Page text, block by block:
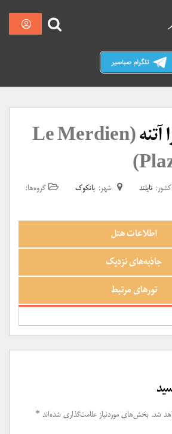
آتنه (Le Merdien
کشور: تایلند شهر: بانکوک
گروه‌ها:
اطلاعات هتل
جاذبه‌های نزدیک
تورهای مرتبط
شد. بخش‌های موردنیاز علامت‌گذاری شده‌اند *